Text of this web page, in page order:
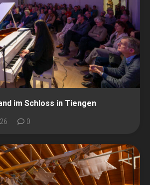
im Schloss in Tiengen
0